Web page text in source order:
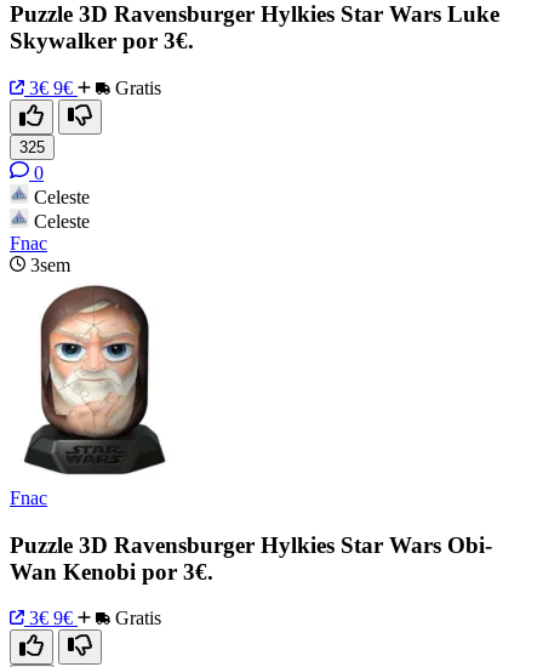
Puzzle 3D Ravensburger Hylkies Star Wars Luke
Skywalker por 3€.
3€ 9€ Gratis
325
0
Celeste
Celeste
Fnac
3sem
Fnac
Puzzle 3D Ravensburger Hylkies Star Wars Obi-
Wan Kenobi por 3€.
3€ 9€ Gratis